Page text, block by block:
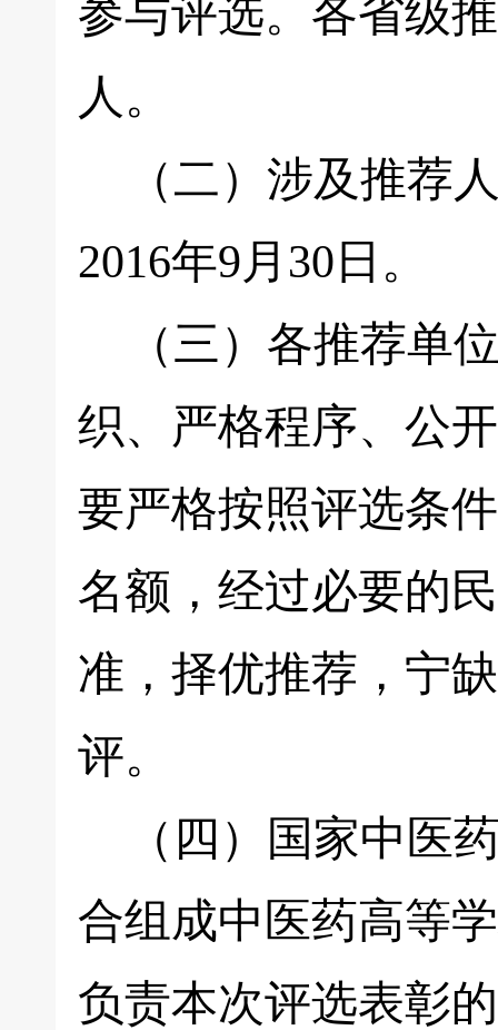
参与评选。各省级
人。
（二）涉及推荐
2016年9月30日。
（三）各推荐单
织、严格程序、公
要严格按照评选条
名额，经过必要的
准，择优推荐，宁
评。
（四）国家中医
合组成中医药高等
负责本次评选表彰